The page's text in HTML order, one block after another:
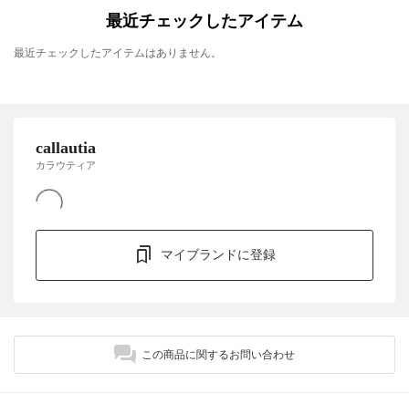
最近チェックしたアイテム
最近チェックしたアイテムはありません。
callautia
カラウティア
マイブランドに登録
この商品に関するお問い合わせ